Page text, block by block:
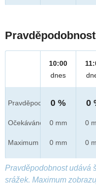
Pravděpod.
Očekáváno
Maximum
10:00
dnes
0 %
0 mm
0 mm
0
0
0
Pravděpodobnost udává
srážek. Maximum